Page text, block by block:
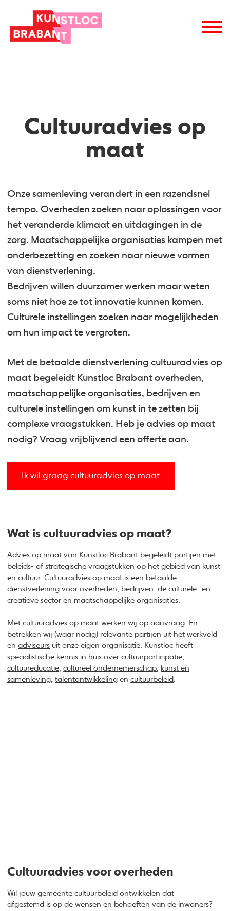
Cultuuradvies op
maat
Onze samenleving verandert in een razendsnel
tempo. Overheden zoeken naar oplossingen voor
het veranderde klimaat en uitdagingen in de
zorg. Maatschappelijke organisaties kampen met
onderbezetting en zoeken naar nieuwe vormen
van dienstverlening.
Bedrijven willen duurzamer werken maar weten
soms niet hoe ze tot innovatie kunnen komen.
Culturele instellingen zoeken naar mogelijkheden
om hun impact te vergroten.
Met de betaalde dienstverlening cultuuradvies op
maat begeleidt Kunstloc Brabant overheden,
maatschappelijke organisaties, bedrijven en
culturele instellingen om kunst in te zetten bij
complexe vraagstukken. Heb je advies op maat
nodig? Vraag vrijblijvend een offerte aan.
Ik wil graag cultuuradvies op maat
Wat is cultuuradvies op maat?
Advies op maat van Kunstloc Brabant begeleidt partijen met
beleids- of strategische vraagstukken op het gebied van kunst
en cultuur. Cultuuradvies op maat is een betaalde
dienstverlening voor overheden, bedrijven, de culturele- en
creatieve sector en maatschappelijke organisaties.
Met cultuuradvies op maat werken wij op aanvraag. En
betrekken wij (waar nodig) relevante partijen uit het werkveld
enadviseurs uit onze eigen organisatie. Kunstloc heeft
specialistische kennis in huis over cultuurparticipatie,
cultuureducatie,cultureel ondernemerschap, kunst en
samenleving,talentontwikkeling encultuurbeleid.
Brochure Cultuuradvies op maat: Wat we doen en voor wie
Cultuuradvies voor overheden
Wil jouw gemeente cultuurbeleid ontwikkelen dat
afgestemd is op de wensen en behoeften van de inwoners?